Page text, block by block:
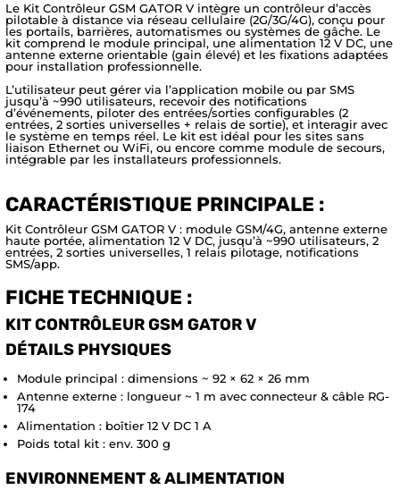
V
Le Kit Contrôleur GSM GATOR V intègre un contrôleur d’accès
pilotable à distance via réseau cellulaire (2G/3G/4G), conçu pour
les portails, barrières, automatismes ou systèmes de gâche. Le
kit comprend le module principal, une alimentation 12 V DC, une
antenne externe orientable (gain élevé) et les fixations adaptées
pour installation professionnelle.
L’utilisateur peut gérer via l’application mobile ou par SMS
jusqu’à ~990 utilisateurs, recevoir des notifications
d’événements, piloter des entrées/sorties configurables (2
entrées, 2 sorties universelles + relais de sortie), et interagir avec
le système en temps réel. Le kit est idéal pour les sites sans
liaison Ethernet ou WiFi, ou encore comme module de secours,
intégrable par les installateurs professionnels.
CARACTÉRISTIQUE PRINCIPALE :
Kit Contrôleur GSM GATOR V : module GSM/4G, antenne externe
haute portée, alimentation 12 V DC, jusqu’à ~990 utilisateurs, 2
entrées, 2 sorties universelles, 1 relais pilotage, notifications
SMS/app.
FICHE TECHNIQUE :
KIT CONTRÔLEUR GSM GATOR V
DÉTAILS PHYSIQUES
Module principal : dimensions ~ 92 × 62 × 26 mm
Antenne externe : longueur ~ 1 m avec connecteur & câble RG-
174
Alimentation : boîtier 12 V DC 1 A
Poids total kit : env. 300 g
ENVIRONNEMENT & ALIMENTATION